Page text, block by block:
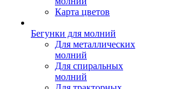
Карта цветов
Бегунки для молний
Для металлических
молний
Для спиральных
молний